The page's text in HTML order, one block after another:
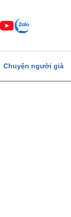
Chuyện người già